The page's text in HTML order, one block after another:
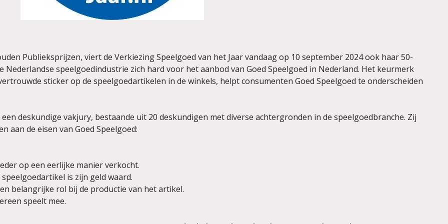
Publieksprijzen, viert de Verkiezing Speelgoed van het Jaar vandaag op 10 september 2024 ook haar 50-
Nederlandse speelgoedindustrie zich hard voor het aanbod van Goed Speelgoed in Nederland. Het keurmerk
sticker op de speelgoedartikelen in de winkels, helpt consumenten Goed Speelgoed te onderscheiden
deskundige vakjury, bestaande uit 20 deskundigen met diverse achtergronden in de speelgoedbranche. Zij
aan de eisen van Goed Speelgoed:
op een eerlijke manier verkocht.
is zijn geld waard.
belangrijke rol bij de productie van het artikel.
speelt mee.